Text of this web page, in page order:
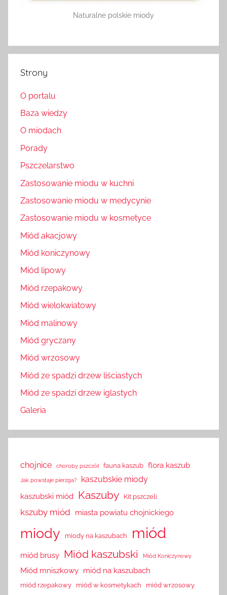
Naturalne polskie miody
Strony
O portalu
Baza wiedzy
O miodach
Porady
Pszczelarstwo
Zastosowanie miodu w kuchni
Zastosowanie miodu w medycynie
Zastosowanie miodu w kosmetyce
Miód akacjowy
Miód koniczynowy
Miód lipowy
Miód rzepakowy
Miód wielokwiatowy
Miód malinowy
Miód gryczany
Miód wrzosowy
Miód ze spadzi drzew liściastych
Miód ze spadzi drzew iglastych
Galeria
chojnice choroby pszczół fauna kaszub flora kaszub
Jak powstaje pierzga? kaszubskie miody
kaszubski miód Kaszuby Kit pszczeli
kszuby miód miasta powiatu chojnickiego
miody miody na kaszubach miód
miód brusy Miód kaszubski Miód Koniczynowy
Miód mniszkowy miód na kaszubach
miód rzepakowy miód w kosmetykach miód wrzosowy